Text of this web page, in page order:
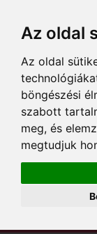
Az oldal
Az oldal
böngészési
szabott
meg, és
megtudjuk